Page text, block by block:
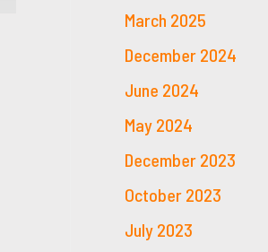
March 2025
December 2024
June 2024
May 2024
December 2023
October 2023
July 2023